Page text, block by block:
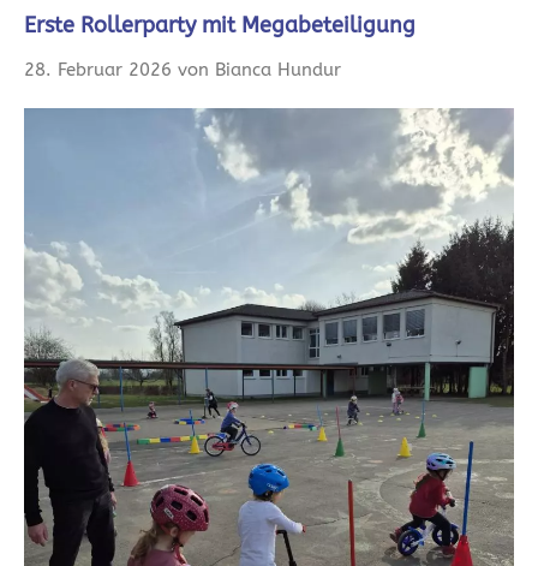
Erste Rollerparty mit Megabeteiligung
28. Februar 2026 von Bianca Hundur